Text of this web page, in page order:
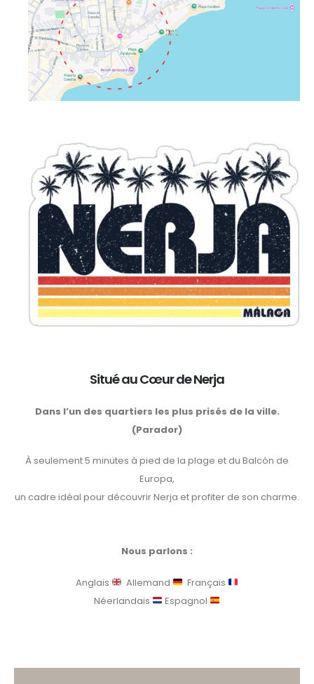
Situé au Cœur de Nerja
Dans l’un des quartiers les plus prisés de la ville.
(Parador)
À seulement 5 minutes à pied de la plage et du Balcón de
Europa,
un cadre idéal pour découvrir Nerja et profiter de son charme.
Nous parlons :
Anglais Allemand
Français
Néerlandais
Espagnol